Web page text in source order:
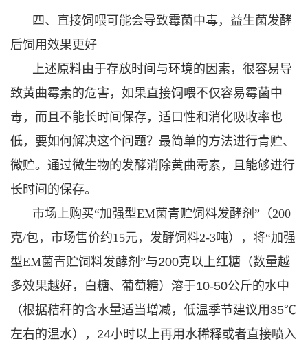
四、直接饲喂可能会导致霉菌中毒，益生菌发酵
后饲用效果更好
上述原料由于存放时间与环境的因素，很容易导
致黄曲霉素的危害，如果直接饲喂不仅容易霉菌中
毒，而且不能长时间保存，适口性和消化吸收率也
低，要如何解决这个问题？最简单的方法进行青贮、
微贮。通过微生物的发酵消除黄曲霉素，且能够进行
长时间的保存。
市场上购买“加强型EM菌青贮饲料发酵剂”（200
克/包，市场售价约15元，发酵饲料2-3吨），将“加强
型EM菌青贮饲料发酵剂”与200克以上红糖（数量越
多效果越好，白糖、葡萄糖）溶于10-50公斤的水中
（根据秸秆的含水量适当增减，低温季节建议用35℃
左右的温水），24小时以上再用水稀释或者直接喷入